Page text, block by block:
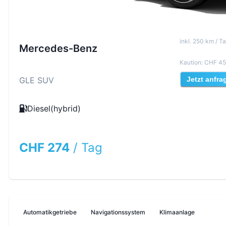
Mercedes-Benz
GLE SUV
Diesel(hybrid)
CHF 274 / Tag
inkl. 250 km /
Kaution: CHF
Jetzt
Automatikgetriebe Navigationssystem Klimaanlage